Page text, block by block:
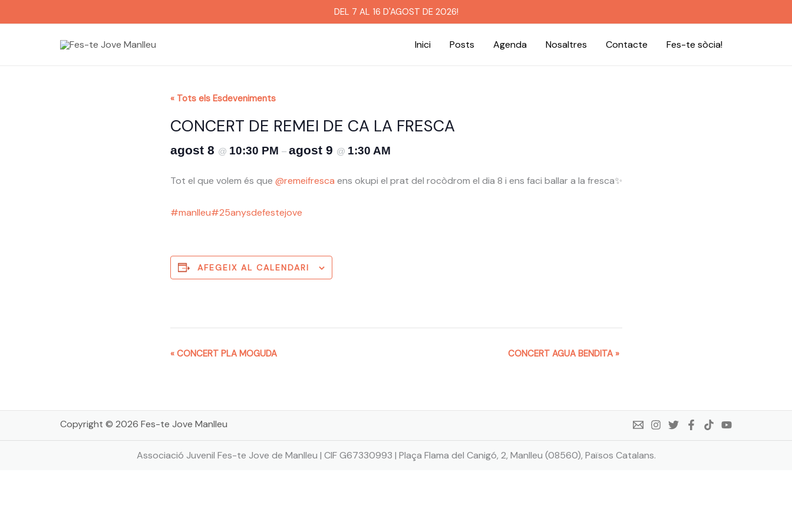
al
DEL 7 AL 16 D'AGOST DE 2026!
Inici Posts Agenda Nosaltres Contacte Fes-te sòcia!
« Tots els Esdeveniments
CONCERT DE REMEI DE CA LA FRESCA
agost 8 @ 10:30 PM – agost 9 @ 1:30 AM
Tot el que volem és que @remeifresca ens okupi el prat del rocòdrom el dia 8 i ens faci ballar a la fresca✨
#manlleu#25anysdefestejove
AFEGEIX AL CALENDARI
Navegació
«CONCERT PLA MOGUDA CONCERT AGUA BENDITA »
Copyright © 2026 Fes-te Jove Manlleu
Associació Juvenil Fes-te Jove de Manlleu | CIF G67330993 | Plaça Flama del Canigó, 2, Manlleu (08560), Països Catalans.